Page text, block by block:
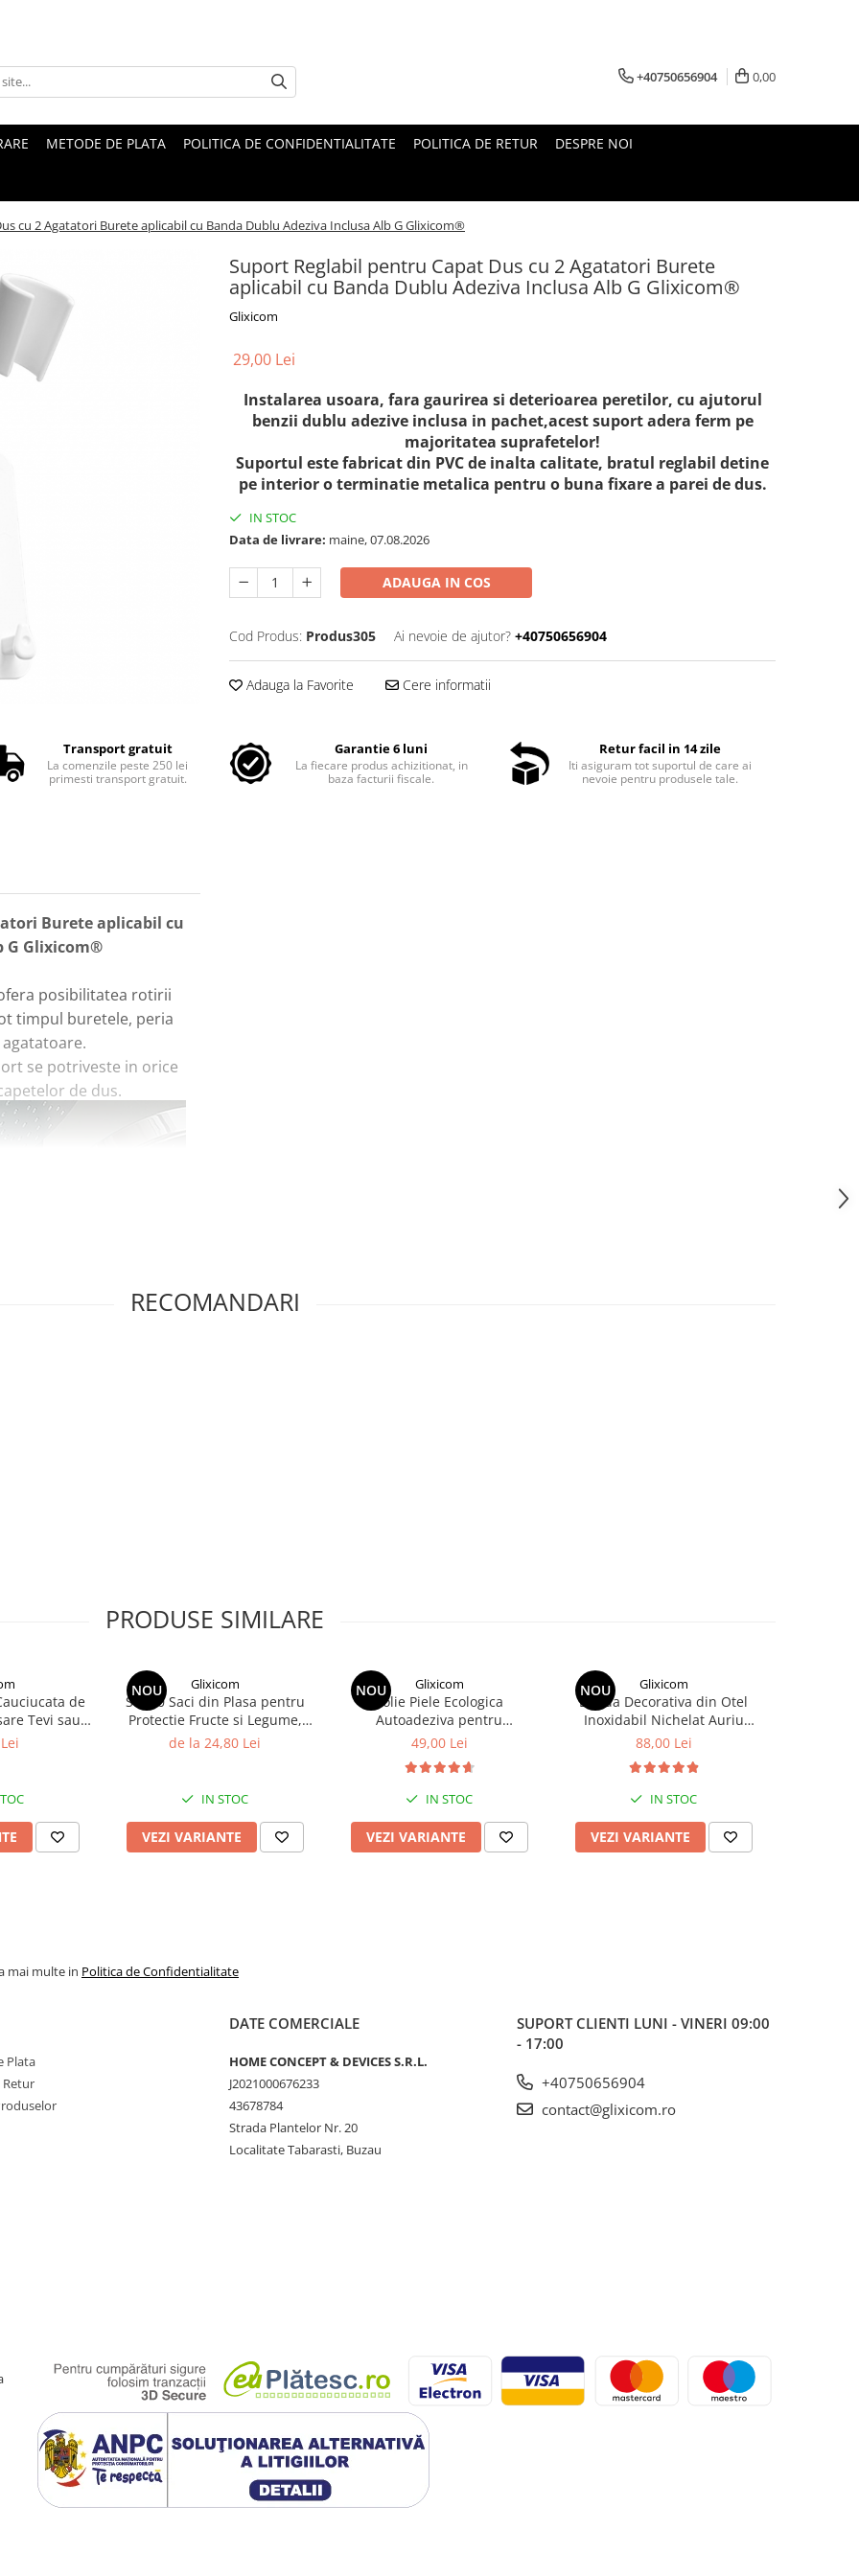
+40750656904 0,00
METODE DE PLATA POLITICA DE CONFIDENTIALITATE POLITICA DE RETUR DESPRE NOI
cu 2 Agatatori Burete aplicabil cu Banda Dublu Adeziva Inclusa Alb G Glixicom®
Suport Reglabil pentru Capat Dus cu 2 Agatatori Burete
aplicabil cu Banda Dublu Adeziva Inclusa Alb G Glixicom®
Glixicom
29,00 Lei
Instalarea usoara, fara gaurirea si deterioarea peretilor, cu ajutorul
benzii dublu adezive inclusa in pachet,acest suport adera ferm pe
majoritatea suprafetelor!
Suportul este fabricat din PVC de inalta calitate, bratul reglabil detine
pe interior o terminatie metalica pentru o buna fixare a parei de dus.
IN STOC
Data de livrare: maine, 07.08.2026
ADAUGA IN COS
Cod Produs: Produs305 Ai nevoie de ajutor? +40750656904
Adauga la Favorite Cere informatii
Transport gratuit
La comenzile peste 250 lei
primesti transport gratuit.
Garantie 6 luni
La fiecare produs achizitionat, in
baza facturii fiscale.
Retur facil in 14 zile
Iti asiguram tot suportul de care ai
nevoie pentru produsele tale.
Burete aplicabil cu
G Glixicom®
posibilitatea rotirii
timpul buretele, peria
se potriveste in orice
de dus.
grade
suprafetelor
14 x 6 cm) si 1 banda
x 6 cm)
de folosit chiar si pentru
RECOMANDARI
PRODUSE SIMILARE
de
Tevi sau
10 cm x 1,
NOU Glixicom
Set 20 Saci din Plasa pentru
Protectie Fructe si Legume,
Anti-Insecte, Anti-Pasari, Anti-
de la 24,80 Lei
IN STOC
VEZI VARIANTE
NOU Glixicom
Folie Piele Ecologica
Autoadeziva pentru
Reconditionare Mobilier sau
Glixicom®
49,00 Lei
IN STOC
VEZI VARIANTE
NOU Glixicom
Banda Decorativa din Otel
Inoxidabil Nichelat Auriu
Autoadeziva Glixicom pentru
5 m Latime 2 cm
88,00 Lei
IN STOC
VEZI VARIANTE
mai multe in Politica de Confidentialitate
Plata
Retur
DATE COMERCIALE
HOME CONCEPT & DEVICES S.R.L.
J2021000676233
43678784
Strada Plantelor Nr. 20
Localitate Tabarasti, Buzau
SUPORT CLIENTI LUNI - VINERI 09:00
- 17:00
+40750656904
contact@glixicom.ro